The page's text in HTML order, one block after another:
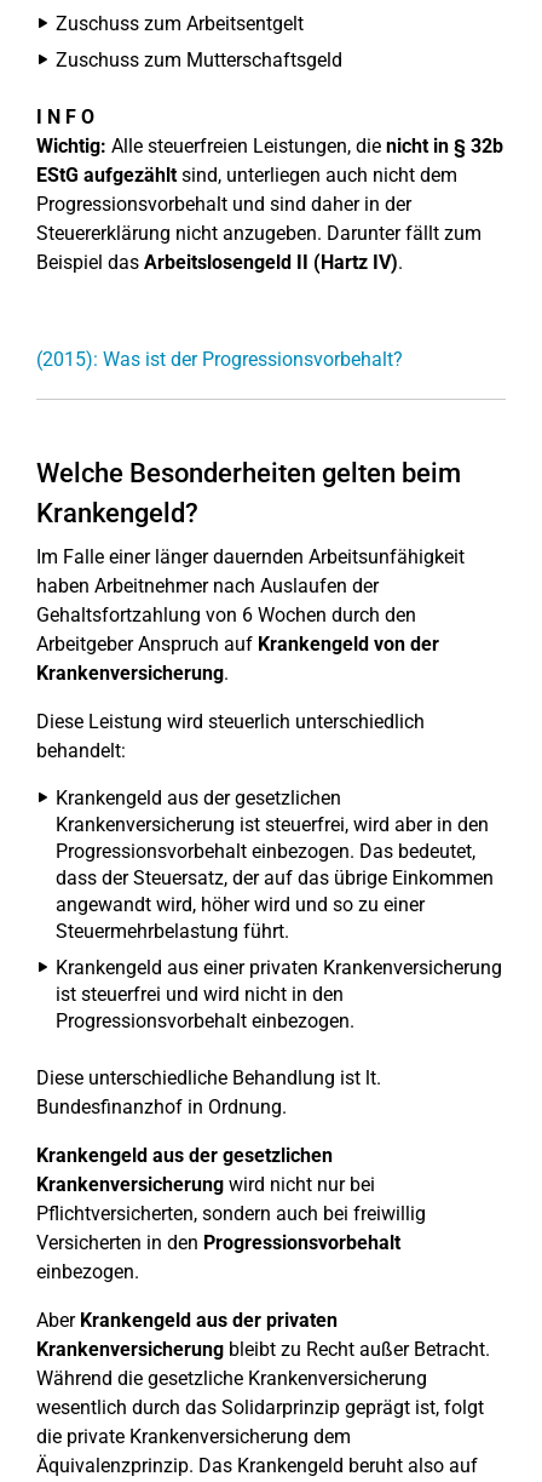
Zuschuss zum Arbeitsentgelt
Zuschuss zum Mutterschaftsgeld
I N F O
Wichtig: Alle steuerfreien Leistungen, die nicht in § 32b
EStG aufgezähltsind, unterliegen auch nicht dem
Progressionsvorbehalt und sind daher in der
Steuererklärung nicht anzugeben. Darunter fällt zum
Beispiel das Arbeitslosengeld II (Hartz IV).
(2015): Was ist der Progressionsvorbehalt?
Welche Besonderheiten gelten beim
Krankengeld?
Im Falle einer länger dauernden Arbeitsunfähigkeit
haben Arbeitnehmer nach Auslaufen der
Gehaltsfortzahlung von 6 Wochen durch den
Arbeitgeber Anspruch auf Krankengeld von der
Krankenversicherung.
Diese Leistung wird steuerlich unterschiedlich
behandelt:
Krankengeld aus der gesetzlichen
Krankenversicherung ist steuerfrei, wird aber in den
Progressionsvorbehalt einbezogen. Das bedeutet,
dass der Steuersatz, der auf das übrige Einkommen
angewandt wird, höher wird und so zu einer
Steuermehrbelastung führt.
Krankengeld aus einer privaten Krankenversicherung
ist steuerfrei und wird nicht in den
Progressionsvorbehalt einbezogen.
Diese unterschiedliche Behandlung ist lt.
Bundesfinanzhof in Ordnung.
Krankengeld aus der gesetzlichen
Krankenversicherung wird nicht nur bei
Pflichtversicherten, sondern auch bei freiwillig
Versicherten in den Progressionsvorbehalt
einbezogen.
Aber Krankengeld aus der privaten
Krankenversicherung bleibt zu Recht außer Betracht.
Während die gesetzliche Krankenversicherung
wesentlich durch das Solidarprinzip geprägt ist, folgt
die private Krankenversicherung dem
Äquivalenzprinzip. Das Krankengeld beruht also auf